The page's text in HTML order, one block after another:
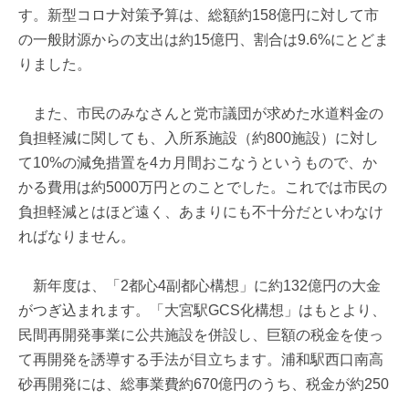
す。新型コロナ対策予算は、総額約158億円に対して市
の一般財源からの支出は約15億円、割合は9.6%にとどま
りました。
また、市民のみなさんと党市議団が求めた水道料金の
負担軽減に関しても、入所系施設（約800施設）に対し
て10%の減免措置を4カ月間おこなうというもので、か
かる費用は約5000万円とのことでした。これでは市民の
負担軽減とはほど遠く、あまりにも不十分だといわなけ
ればなりません。
新年度は、「2都心4副都心構想」に約132億円の大金
がつぎ込まれます。「大宮駅GCS化構想」はもとより、
民間再開発事業に公共施設を併設し、巨額の税金を使っ
て再開発を誘導する手法が目立ちます。浦和駅西口南高
砂再開発には、総事業費約670億円のうち、税金が約250